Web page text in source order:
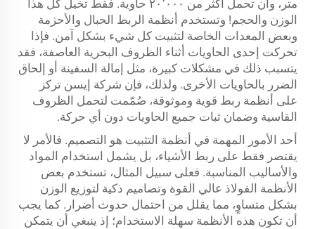
متر، وأن تحمل أكثر من ٢٠٬٠٠٠ حاوية. فقط تخيل كل هذا
الوزن والحجم! وتستخدم أنظمة الربط الحبال والأحزمة
وبعض المعدات الخاصة لتثبيت كل شيء بشكل آمن. فإذا
تحركت إحدى الحاويات أثناء الظروف البحرية العاصفة، فقد
يتسبب ذلك في مشكلات كبيرة، مثل إمالة السفينة أو إلحاق
الضرر بالحاويات الأخرى. ولذلك، فإن شركة إيسن تركز
على أنظمة ربط قوية وموثوقة، صُمّمت لتحمل الظروف
القاسية وضمان ثبات جميع الحاويات دون أي حركة.
أحد الأمور المهمة في أنظمة التثبيت هو التصميم. فالأمر لا
يقتصر فقط على ربط الأشياء، بل يشمل استخدام المواد
والأساليب المناسبة. فعلى سبيل المثال، تستخدم بعض
الأنظمة الفولاذ عالي القوة وتصاميم ذكية لتوزيع الوزن
بشكل متساوٍ، مما يقلل من احتمال حدوث أضرار. كما يجب
أن تكون هذه الأنظمة سهلة الاستخدام؛ إذ ينبغي أن يتمكن